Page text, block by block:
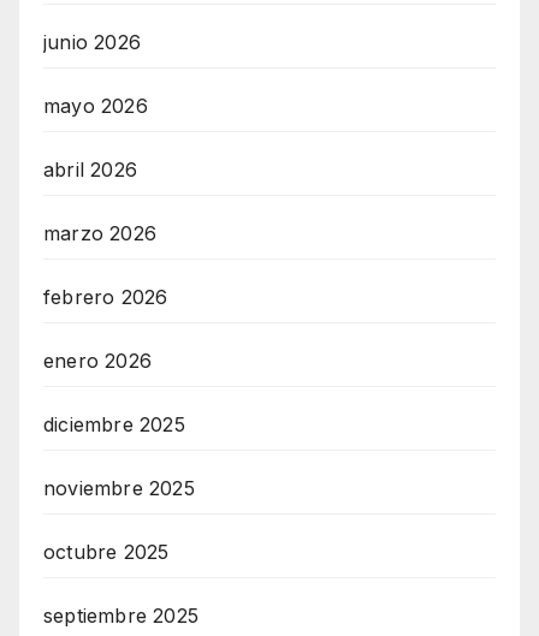
junio 2026
mayo 2026
abril 2026
marzo 2026
febrero 2026
enero 2026
diciembre 2025
noviembre 2025
octubre 2025
septiembre 2025